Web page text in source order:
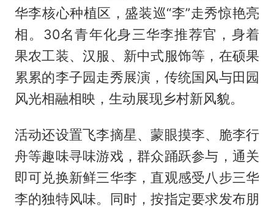
华李核心种植区，盛装巡“李”走秀惊艳亮
相。30名青年化身三华李推荐官，身着
果农工装、汉服、新中式服饰等，在硕果
累累的李子园走秀展演，传统国风与田园
风光相融相映，生动展现乡村新风貌。
活动还设置飞李摘星、蒙眼摸李、脆李行
舟等趣味寻味游戏，群众踊跃参与，通关
即可兑换新鲜三华李，直观感受八步三华
李的独特风味。同时，按指定要求发布朋